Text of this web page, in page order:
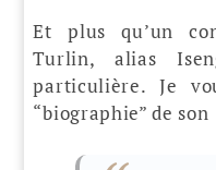
Et plus qu’un
Turlin, alias
particulière. Je
“biographie” de